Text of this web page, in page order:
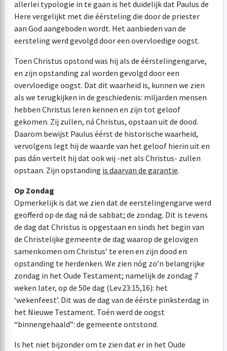
allerlei typologie in te gaan is het duidelijk dat Paulus de
Here vergelijkt met die éérsteling die door de priester
aan God aangeboden wordt. Het aanbieden van de
eersteling werd gevolgd door een overvloedige oogst.
Toen Christus opstond was hij als de éérstelingengarve,
en zijn opstanding zal worden gevolgd door een
overvloedige oogst. Dat dit waarheid is, kunnen we zien
als we terugkijken in de geschiedenis: miljarden mensen
hebben Christus leren kennen en zijn tot geloof
gekomen. Zij zullen, ná Christus, opstaan uit de dood.
Daarom bewijst Paulus éérst de historische waarheid,
vervolgens legt hij de waarde van het geloof hierin uit en
pas dán vertelt hij dat ook wij -net als Christus- zullen
opstaan. Zijn opstanding is daarvan de garantie.
Op Zondag
Opmerkelijk is dat we zien dat de eerstelingengarve werd
geofferd op de dag ná de sabbat; de zondag. Dit is tevens
de dag dat Christus is opgestaan en sinds het begin van
de Christelijke gemeente de dag waarop de gelovigen
samenkomen om Christus’ te eren en zijn dood en
opstanding te herdenken. We zien nóg zo’n belangrijke
zondag in het Oude Testament; namelijk de zondag 7
weken later, op de 50e dag (Lev.23:15,16): het
‘wekenfeest’. Dit was de dag van de éérste pinksterdag in
het Nieuwe Testament. Toén werd de oogst
“binnengehaald”: de gemeente ontstond.
Is het niet bijzonder om te zien dat er in het Oude